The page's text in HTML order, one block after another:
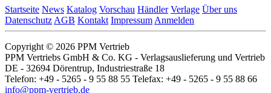
Startseite News Katalog Vorschau Händler Verlage Über uns
Datenschutz AGB Kontakt Impressum Anmelden
Copyright © 2026 PPM Vertrieb
PPM Vertriebs GmbH & Co. KG - Verlagsauslieferung und Vertrieb
DE - 32694 Dörentrup, Industriestraße 18
Telefon: +49 - 5265 - 9 55 88 55 Telefax: +49 - 5265 - 9 55 88 66
info@ppm-vertrieb.de